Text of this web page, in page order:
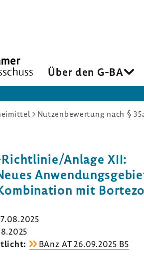
Über den G-BA
Nutzenbewertung nach §
Anlage XII:
mit
BAnz AT 26.09.2025 B5